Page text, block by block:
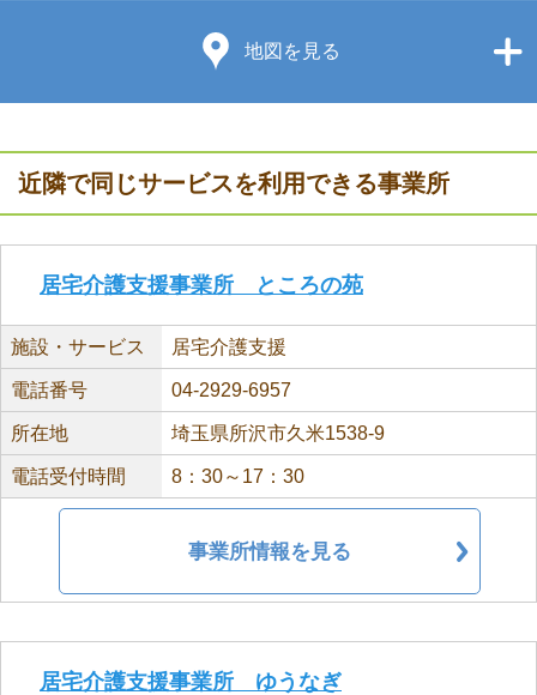
地図を見る
近隣で同じサービスを利用できる事業所
居宅介護支援事業所 ところの苑
施設・サービス 居宅介護支援
電話番号 04-2929-6957
所在地 埼玉県所沢市久米1538-9
電話受付時間 8：30～17：30
事業所情報を見る
居宅介護支援事業所 ゆうなぎ